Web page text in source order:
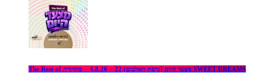
The Rest of מצעד היום (גרסת האלבום) 22 – 4.8.26 – מהדורת SWEET DREAMS